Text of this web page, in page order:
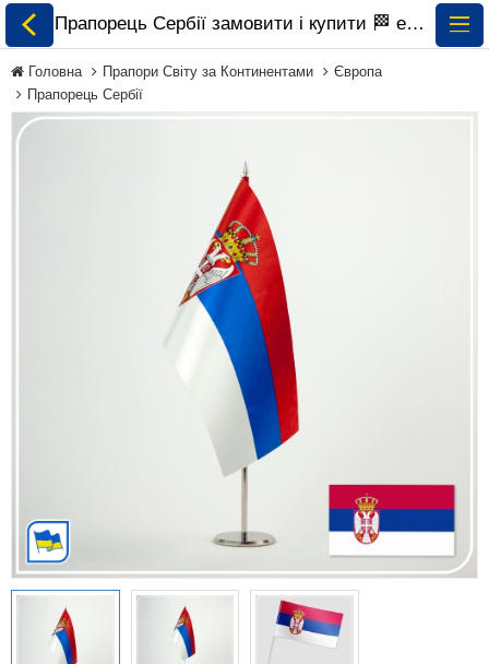
Прапори України
Прапори Світу за
Прапори Міжнародних
Історичні Прапори
Спортивні Прапори
Етнічні Прапори
Прапорець Сербії замовити і купити 🏁 ePrapor.com.ua
Головна Прапори Світу за Континентами
Європа
Прапорець Сербії